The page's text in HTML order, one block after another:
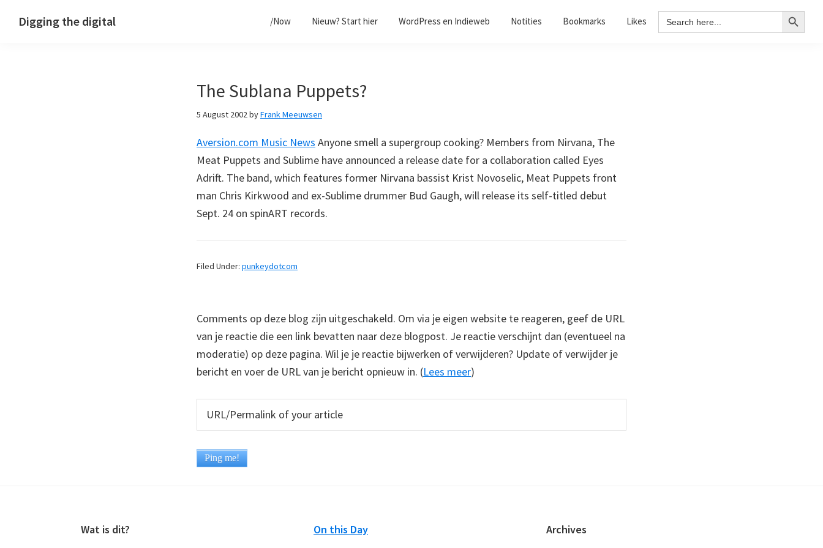
Digging the digital /Now Nieuw? Start hier WordPress en Indieweb Notities Bookmarks Likes Search
for:
Search Button
The Sublana Puppets?
5 August 2002byFrank Meeuwsen
Aversion.com Music News Anyone smell a supergroup cooking? Members from Nirvana, The
Meat Puppets and Sublime have announced a release date for a collaboration called Eyes
Adrift. The band, which features former Nirvana bassist Krist Novoselic, Meat Puppets front
man Chris Kirkwood and ex-Sublime drummer Bud Gaugh, will release its self-titled debut
Sept. 24 on spinART records.
Filed Under: punkeydotcom
Comments op deze blog zijn uitgeschakeld. Om via je eigen website te reageren, geef de URL
van je reactie die een link bevatten naar deze blogpost. Je reactie verschijnt dan (eventueel na
moderatie) op deze pagina. Wil je je reactie bijwerken of verwijderen? Update of verwijder je
bericht en voer de URL van je bericht opnieuw in. (Lees meer)
Wat is dit?
On this Day
Archives